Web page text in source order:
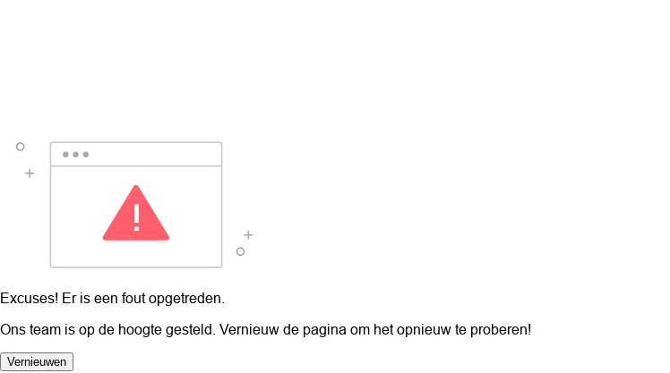
Excuses! Er is een fout opgetreden.
Ons team is op de hoogte gesteld. Vernieuw de pagina om het opnieuw te proberen!
Vernieuwen